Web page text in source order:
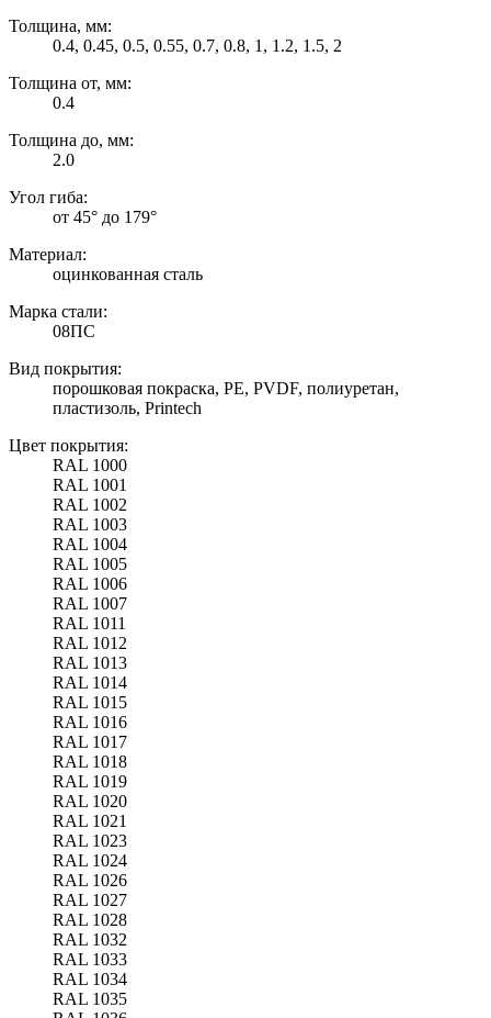
Толщина, мм:
0.4, 0.45, 0.5, 0.55, 0.7, 0.8, 1, 1.2, 1.5, 2
Толщина от, мм:
0.4
Толщина до, мм:
2.0
Угол гиба:
от 45° до 179°
Материал:
оцинкованная сталь
Марка стали:
08ПС
Вид покрытия:
порошковая покраска, PE, PVDF, полиуретан,
пластизоль, Printech
Цвет покрытия:
RAL 1000
RAL 1001
RAL 1002
RAL 1003
RAL 1004
RAL 1005
RAL 1006
RAL 1007
RAL 1011
RAL 1012
RAL 1013
RAL 1014
RAL 1015
RAL 1016
RAL 1017
RAL 1018
RAL 1019
RAL 1020
RAL 1021
RAL 1023
RAL 1024
RAL 1026
RAL 1027
RAL 1028
RAL 1032
RAL 1033
RAL 1034
RAL 1035